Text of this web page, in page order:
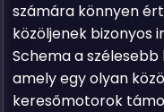
számára könnyen
közöljenek bizonyos
Schema a
amely egy olyan
keresőmotorok